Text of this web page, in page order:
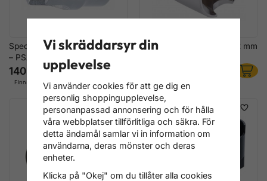
Specialhylsa dieselfilter 27 mm
– PSA, Ford, Volvo 2.0/2.2 HD
140 kr
Finns i lager
Specialhylsa dieselfilter 32 mm
Finns i lager
Vi skräddarsyr din
upplevelse
Vi använder cookies för att ge dig en
personlig shoppingupplevelse,
personanpassad annonsering och för hålla
våra webbplatser tillförlitliga och säkra. För
detta ändamål samlar vi in information om
användarna, deras mönster och deras
enheter.
Klicka på "Okej" om du tillåter alla cookies